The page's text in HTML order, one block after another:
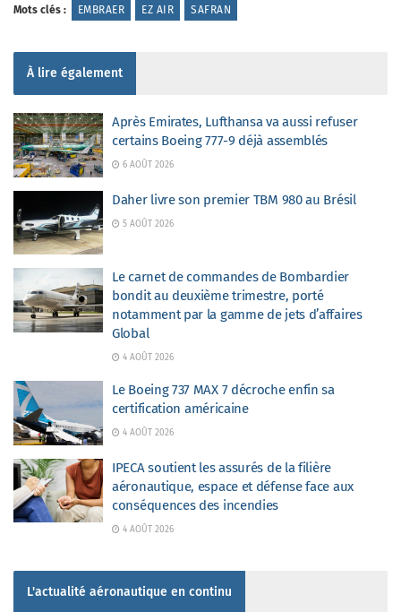
Mots clés : EMBRAER EZ AIR SAFRAN
À lire également
Après Emirates, Lufthansa va aussi refuser
certains Boeing 777-9 déjà assemblés
6 AOÛT 2026
Daher livre son premier TBM 980 au Brésil
5 AOÛT 2026
Le carnet de commandes de Bombardier
bondit au deuxième trimestre, porté
notamment par la gamme de jets d’affaires
Global
4 AOÛT 2026
Le Boeing 737 MAX 7 décroche enfin sa
certification américaine
4 AOÛT 2026
IPECA soutient les assurés de la filière
aéronautique, espace et défense face aux
conséquences des incendies
4 AOÛT 2026
L'actualité aéronautique en continu